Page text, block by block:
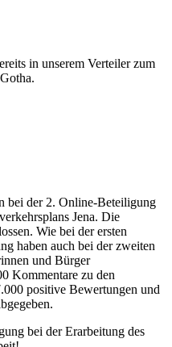
in unserem Verteiler zum
bei der 2. Online-Beteiligung
Jena. Die
Wie bei der ersten
haben auch bei der zweiten
und Bürger
Kommentare zu den
positive Bewertungen und
bei der Erarbeitung des